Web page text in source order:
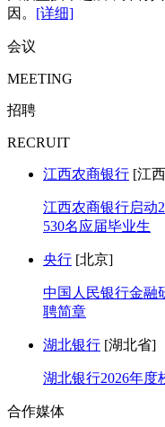
因。 [详细]
会议
MEETING
招聘
RECRUIT
江西农商银行 [江
江西农商银行启动
530名应届毕业生
央行 [北京]
中国人民银行金融
聘简章
湖北银行 [湖北省]
湖北银行2026年度
合作媒体